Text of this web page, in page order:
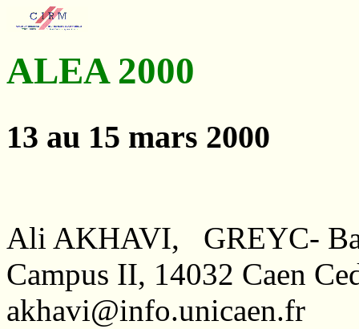
ALEA 2000
13 au 15 mars 2000
Ali AKHAVI, GREYC-
Campus II, 14032 Caen
akhavi@info.unicaen.fr